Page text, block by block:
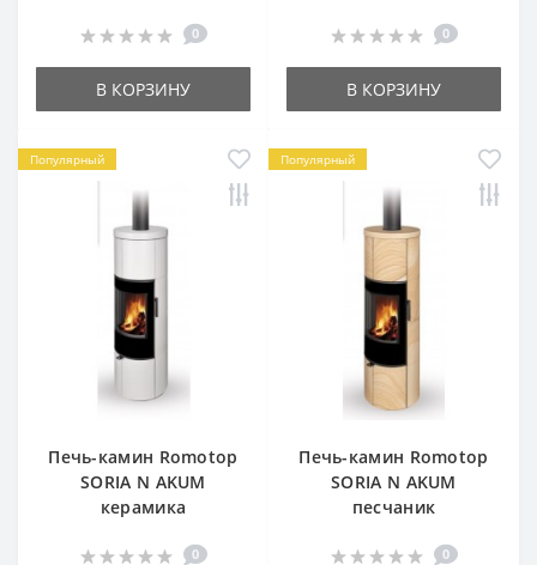
0
В КОРЗИНУ
0
В КОРЗИНУ
Популярный
Печь-камин Romotop
SORIA N AKUM
керамика
0
Популярный
Печь-камин Romotop
SORIA N AKUM
песчаник
0